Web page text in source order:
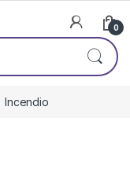
0
Incendio